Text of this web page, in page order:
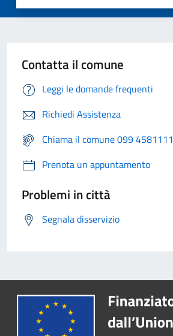
Contatta il comune
Leggi le domande frequenti
Richiedi Assistenza
Chiama il comune 099 4581111
Prenota un appuntamento
Problemi in città
Segnala disservizio